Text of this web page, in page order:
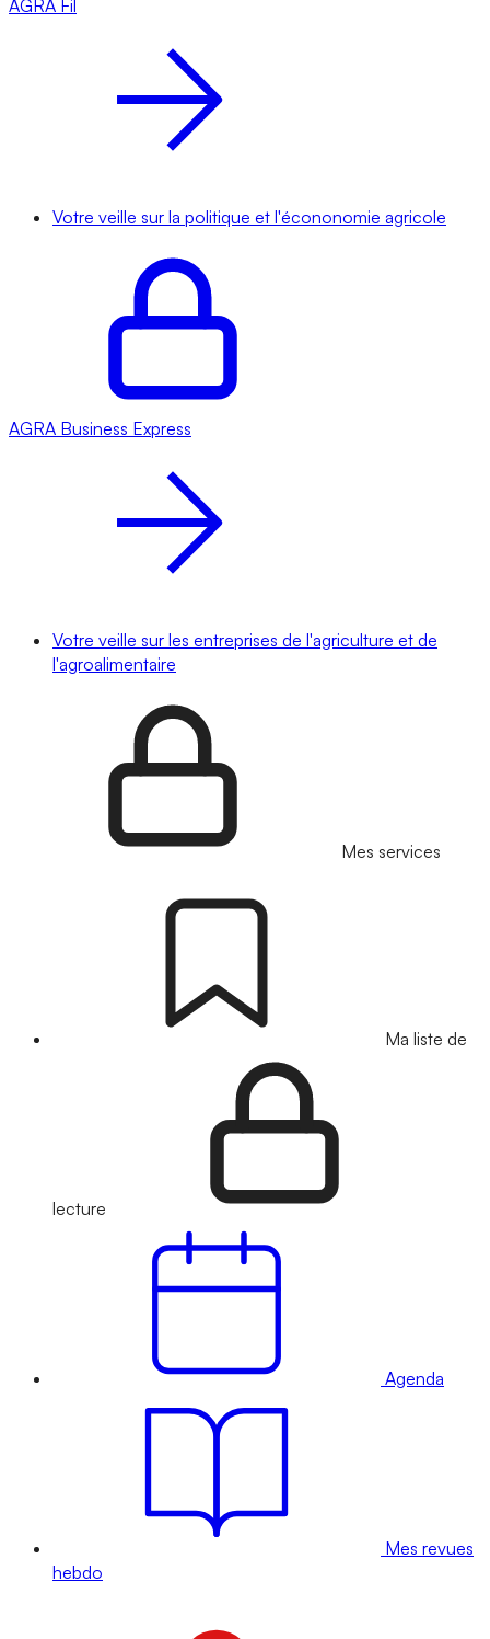
AGRA Fil
Votre veille sur la politique et l'écononomie agricole
AGRA Business Express
Votre veille sur les entreprises de l'agriculture et de
l'agroalimentaire
Mes services
Ma liste de
lecture
Agenda
Mes revues
hebdo